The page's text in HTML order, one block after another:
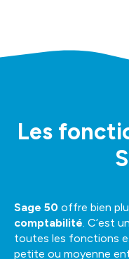
Les
Sage 50 offre bien
comptabilité. C’est
toutes les fonctions
petite ou moyenne